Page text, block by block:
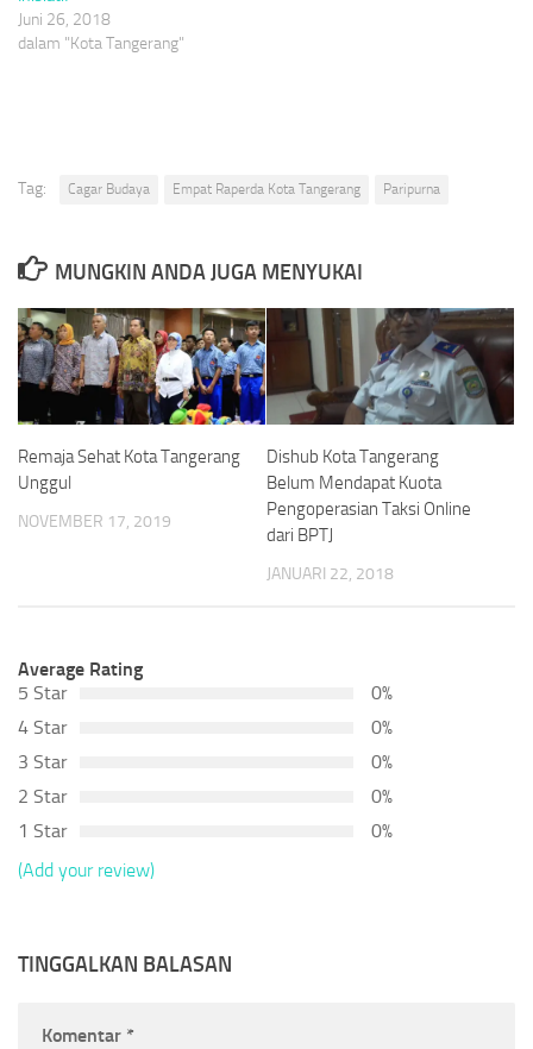
Juni 26, 2018
dalam "Kota Tangerang"
Tag: Cagar Budaya Empat Raperda Kota Tangerang Paripurna
MUNGKIN ANDA JUGA MENYUKAI
Remaja Sehat Kota Tangerang
Unggul
NOVEMBER 17, 2019
Dishub Kota Tangerang
Belum Mendapat Kuota
Pengoperasian Taksi Online
dari BPTJ
JANUARI 22, 2018
Average Rating
5 Star
0%
4 Star
0%
3 Star
0%
2 Star
0%
1 Star
0%
(Add your review)
TINGGALKAN BALASAN
Komentar *